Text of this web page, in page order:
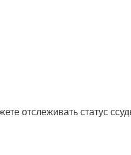
отслеживать статус